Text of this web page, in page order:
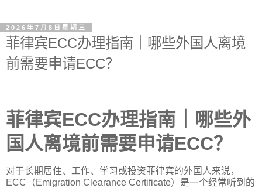
2026年7月8日星期三
菲律宾ECC办理指南｜哪些外国人离境
前需要申请ECC？
菲律宾ECC办理指南｜哪些外
国人离境前需要申请ECC？
对于长期居住、工作、学习或投资菲律宾的外国人来说，
ECC（Emigration Clearance Certificate）是一个经常听到的